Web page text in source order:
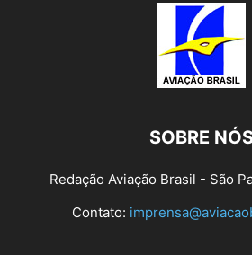
SOBRE
Redação Aviação Brasil - São
Contato: